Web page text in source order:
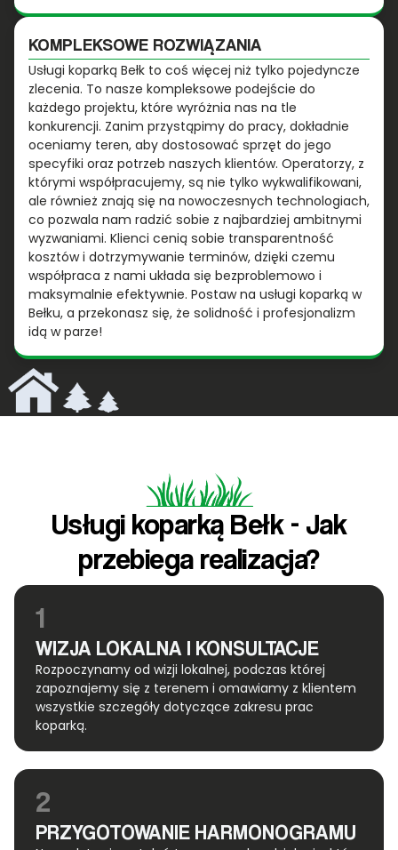
KOMPLEKSOWE ROZWIĄZANIA
Usługi koparką Bełk to coś więcej niż tylko pojedyncze
zlecenia. To nasze kompleksowe podejście do
każdego projektu, które wyróżnia nas na tle
konkurencji. Zanim przystąpimy do pracy, dokładnie
oceniamy teren, aby dostosować sprzęt do jego
specyfiki oraz potrzeb naszych klientów. Operatorzy, z
którymi współpracujemy, są nie tylko wykwalifikowani,
ale również znają się na nowoczesnych technologiach,
co pozwala nam radzić sobie z najbardziej ambitnymi
wyzwaniami. Klienci cenią sobie transparentność
kosztów i dotrzymywanie terminów, dzięki czemu
współpraca z nami układa się bezproblemowo i
maksymalnie efektywnie. Postaw na usługi koparką w
Bełku, a przekonasz się, że solidność i profesjonalizm
idą w parze!
Usługi koparką Bełk - Jak
przebiega realizacja?
1
WIZJA LOKALNA I KONSULTACJE
Rozpoczynamy od wizji lokalnej, podczas której
zapoznajemy się z terenem i omawiamy z klientem
wszystkie szczegóły dotyczące zakresu prac
koparką.
2
PRZYGOTOWANIE HARMONOGRAMU